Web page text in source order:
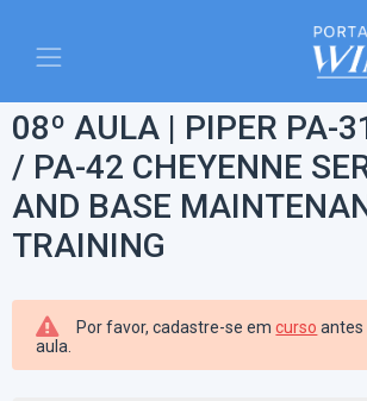
08º AULA | PIPER PA-
/ PA-42 CHEYENNE
AND BASE
TRAINING
Por favor, cadastre-se emcurso antes
aula.